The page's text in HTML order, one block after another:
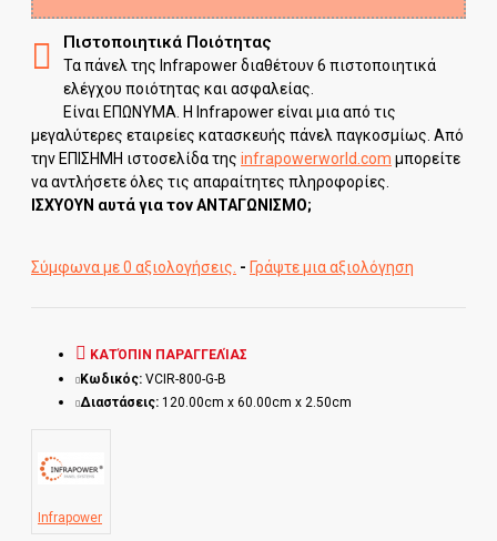
Πιστοποιητικά Ποιότητας
Τα πάνελ της Infrapower διαθέτουν 6 πιστοποιητικά
ελέγχου ποιότητας και ασφαλείας.
Είναι ΕΠΩΝΥΜΑ. Η Infrapower είναι μια από τις
μεγαλύτερες εταιρείες κατασκευής πάνελ παγκοσμίως. Από
την ΕΠΙΣΗΜΗ ιστοσελίδα της infrapowerworld.com μπορείτε
να αντλήσετε όλες τις απαραίτητες πληροφορίες.
ΙΣΧΥΟΥΝ αυτά για τον ΑΝΤΑΓΩΝΙΣΜΟ;
Σύμφωνα με 0 αξιολογήσεις. - Γράψτε μια αξιολόγηση
ΚΑΤΌΠΙΝ ΠΑΡΑΓΓΕΛΊΑΣ
Κωδικός: VCIR-800-G-B
Διαστάσεις: 120.00cm x 60.00cm x 2.50cm
Infrapower